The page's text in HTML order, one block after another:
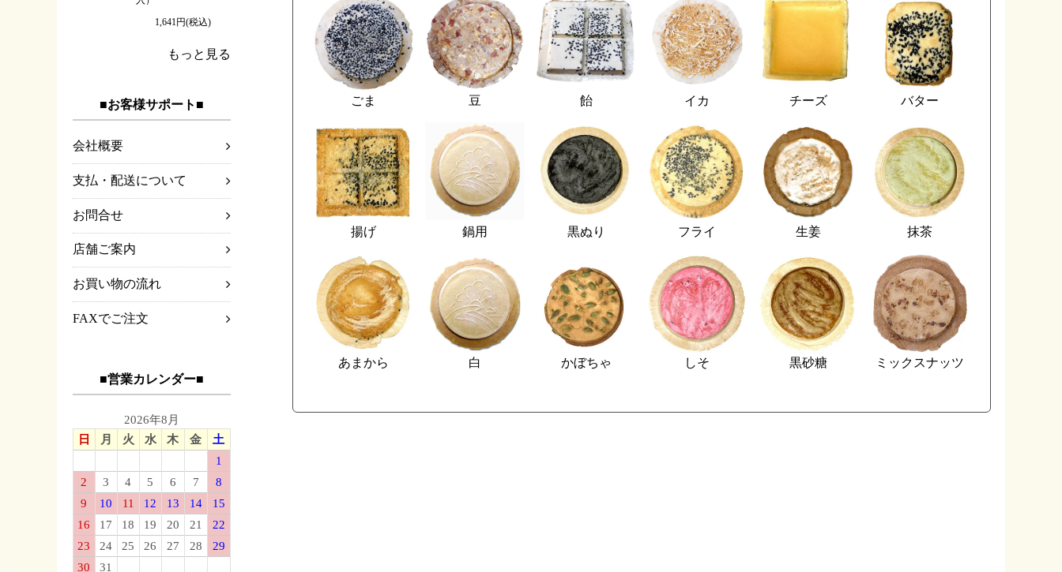
1,641円(税込)
もっと見る
■お客様サポート■
会社概要
支払・配送について
お問合せ
店舗ご案内
お買い物の流れ
FAXでご注文
■営業カレンダー■
2026年8月
日
月 火 水 木 金
土
1
2
3 4 5 6 7
8
9
10 11 12 13 14
15
16
17 18 19 20 21
22
23
24 25 26 27 28
29
30
31
ごま 豆 飴 イカ チーズ バター
揚げ 鍋用 黒ぬり フライ 生姜 抹茶
あまから 白 かぼちゃ しそ 黒砂糖 ミックスナッツ